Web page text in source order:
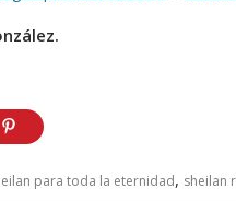
para toda la eternidad, sheilan